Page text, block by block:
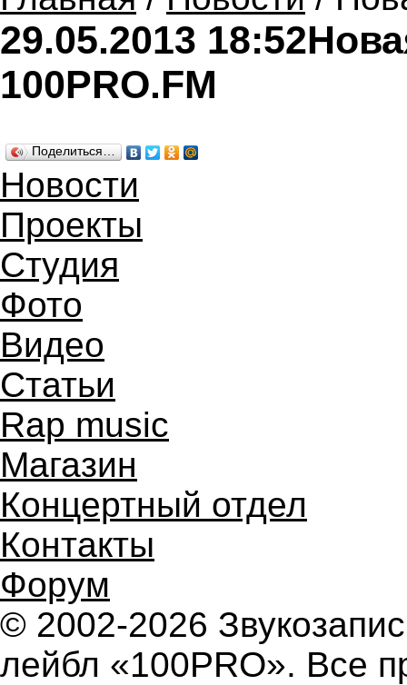
29.05.2013 18:52
100PRO.FM
Поделиться…
Новости
Проекты
Студия
Фото
Видео
Статьи
Rap music
Магазин
Концертный отдел
Контакты
Форум
© 2002-2026
лейбл «100PRO». Все